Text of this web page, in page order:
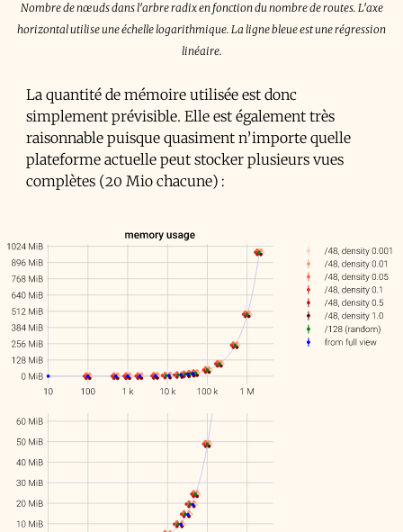
Nombre de nœuds dans l'arbre radix en fonction du nombre de routes. L'axe
horizontal utilise une échelle logarithmique. La ligne bleue est une régression
linéaire.
La quantité de mémoire utilisée est donc
simplement prévisible. Elle est également très
raisonnable puisque quasiment n’importe quelle
plateforme actuelle peut stocker plusieurs vues
complètes (20 Mio chacune) :